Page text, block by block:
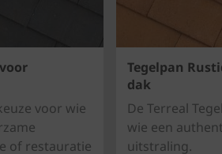
voor wie
of restauratie
Tegelpan
dak
De Terreal
wie een
uitstraling.